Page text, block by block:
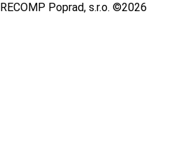
RECOMP Poprad, s.r.o. ©2026